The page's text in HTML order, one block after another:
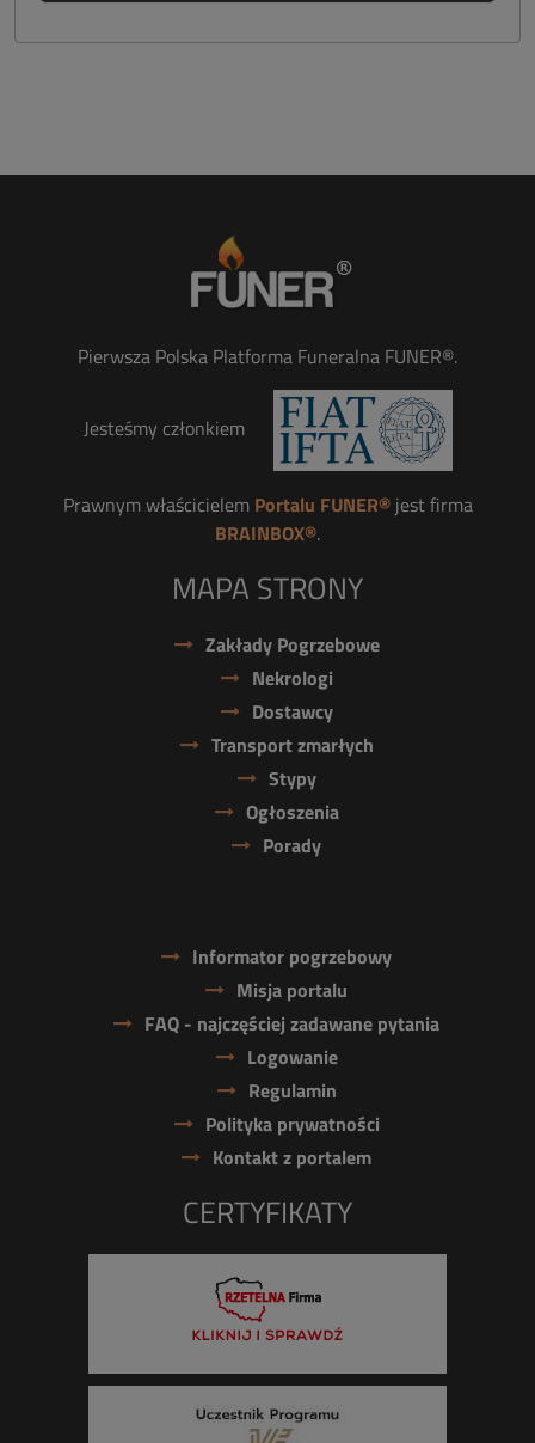
Pierwsza Polska Platforma Funeralna FUNER®.
Jesteśmy członkiem
Prawnym właścicielem Portalu FUNER®jest firma
BRAINBOX®.
MAPA STRONY
Zakłady Pogrzebowe
Nekrologi
Dostawcy
Transport zmarłych
Stypy
Ogłoszenia
Porady
Informator pogrzebowy
Misja portalu
FAQ - najczęściej zadawane pytania
Logowanie
Regulamin
Polityka prywatności
Kontakt z portalem
CERTYFIKATY